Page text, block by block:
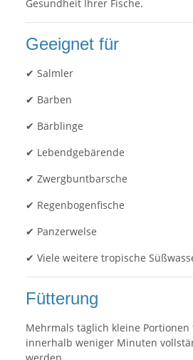
Gesundheit Ihrer Fische.
Geeignet für
✔ Salmler
✔ Barben
✔ Bärblinge
✔ Lebendgebärende
✔ Zwergbuntbarsche
✔ Regenbogenfische
✔ Panzerwelse
✔ Viele weitere tropische
Fütterung
Mehrmals täglich kleine
innerhalb weniger Minuten